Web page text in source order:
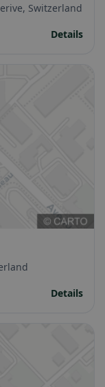
Switzerland
Details
Details